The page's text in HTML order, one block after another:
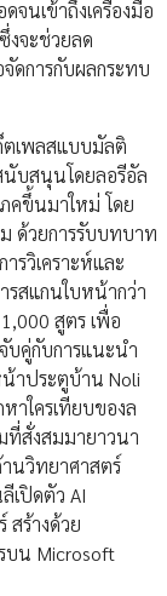
จนเข้าถึงเครื่องมือ
งจะช่วยลด
ดการกับผลกระทบ
ตเพลสแบบมัลติ
นับสนุนโดยลอรีอัล
คขึ้นมาใหม่ โดย
ด้วยการรับบทบาท
รวิเคราะห์และ
สแกนใบหน้ากว่า
สูตร เพื่อ
บคู่กับการแนะนำ
าประตูบ้าน Noli
าใครเทียบของล
ที่สั่งสมมายาวนา
นวิทยาศาสตร์
เปิดตัว AI
สร้างด้วย
บน Microsoft